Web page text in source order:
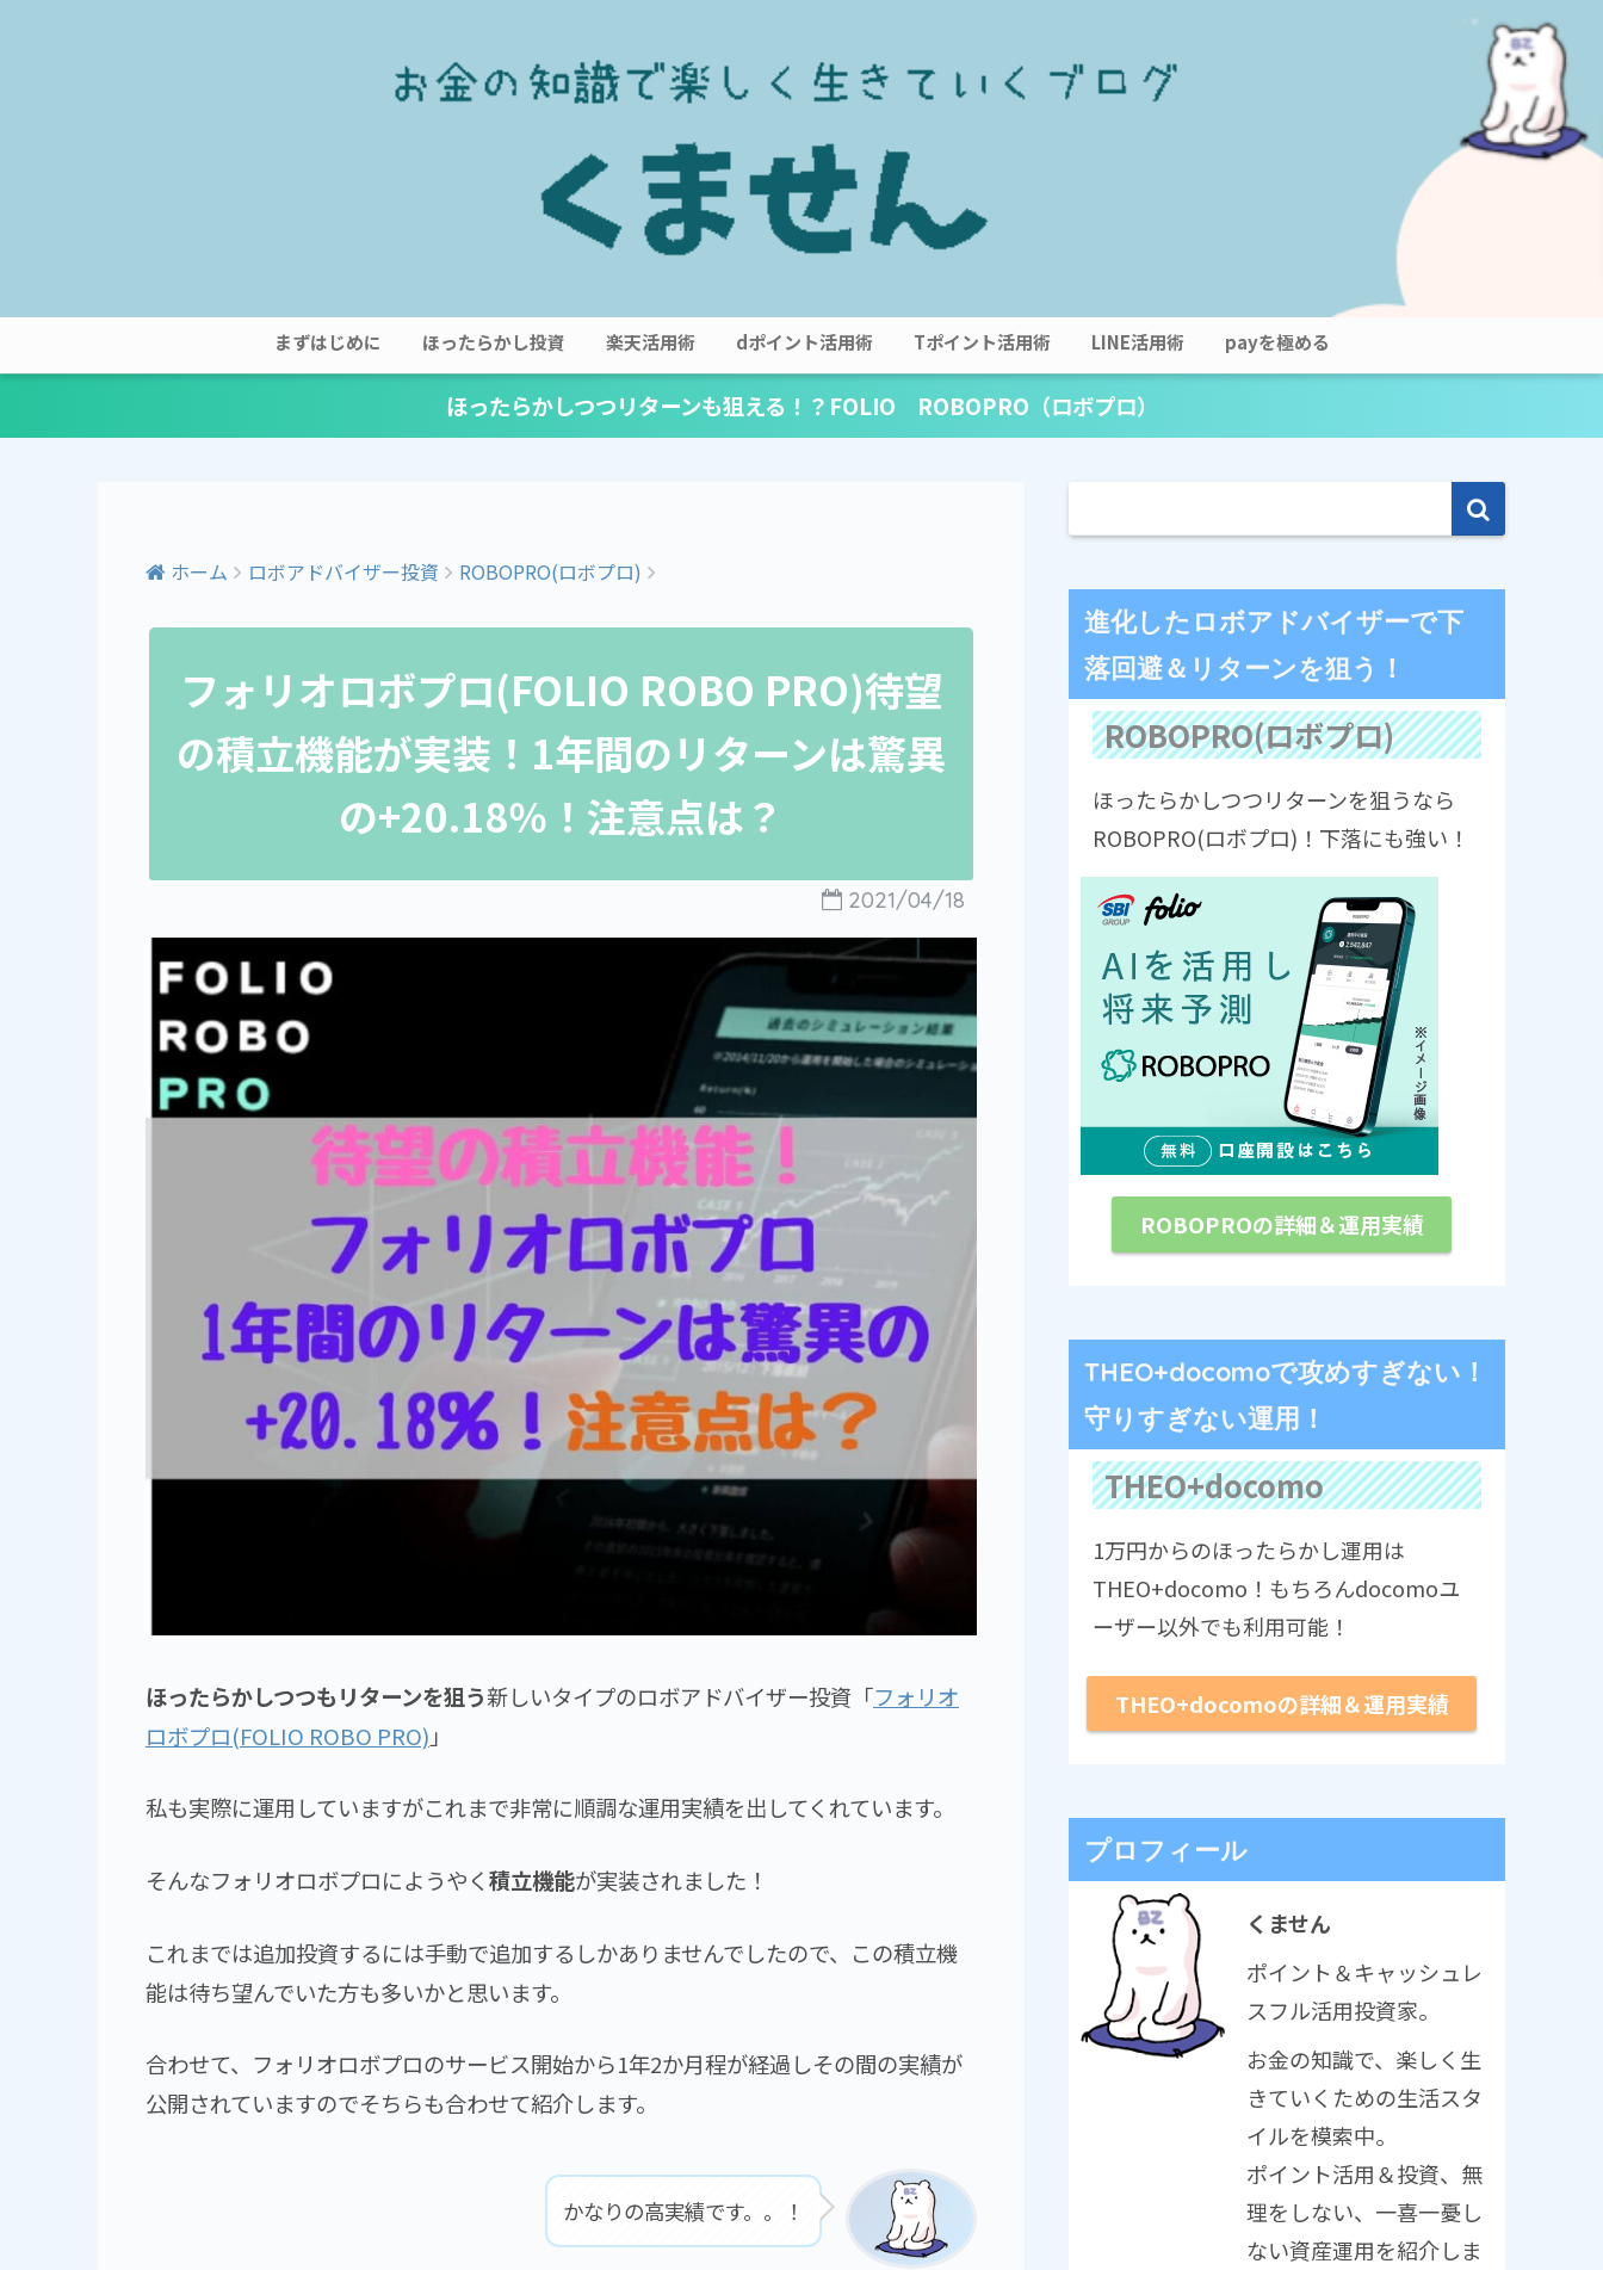
まずはじめに ほったらかし投資 楽天活用術 dポイント活用術 Tポイント活用術 LINE活用術 payを極める
ほったらかしつつリターンも狙える！？FOLIO ROBOPRO（ロボプロ）
ホーム ロボアドバイザー投資 ROBOPRO(ロボプロ)
フォリオロボプロ(FOLIO ROBO PRO)待望
の積立機能が実装！1年間のリターンは驚異
の+20.18％！注意点は？
2021/04/18
ほったらかしつつもリターンを狙う新しいタイプのロボアドバイザー投資「フォリオ
ロボプロ(FOLIO ROBO PRO) 」
私も実際に運用していますがこれまで非常に順調な運用実績を出してくれています。
そんなフォリオロボプロにようやく積立機能が実装されました！
これまでは追加投資するには手動で追加するしかありませんでしたので、この積立機
能は待ち望んでいた方も多いかと思います。
合わせて、フォリオロボプロのサービス開始から1年2か月程が経過しその間の実績が
公開されていますのでそちらも合わせて紹介します。
かなりの高実績です。。！
進化したロボアドバイザーで下
落回避＆リターンを狙う！
ROBOPRO(ロボプロ)
ほったらかしつつリターンを狙うなら
ROBOPRO(ロボプロ)！下落にも強い！
ROBOPROの詳細＆運用実績
THEO+docomoで攻めすぎない！
守りすぎない運用！
THEO+docomo
1万円からのほったらかし運用は
THEO+docomo！もちろんdocomoユ
ーザー以外でも利用可能！
THEO+docomoの詳細＆運用実績
プロフィール
くません
ポイント＆キャッシュレ
スフル活用投資家。
お金の知識で、楽しく生
きていくための生活スタ
イルを模索中。
ポイント活用＆投資、無
理をしない、一喜一憂し
ない資産運用を紹介しま